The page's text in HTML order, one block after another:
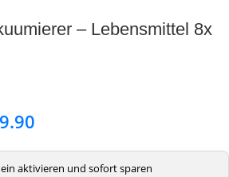
– Lebensmittel 8x
aktivieren und sofort sparen